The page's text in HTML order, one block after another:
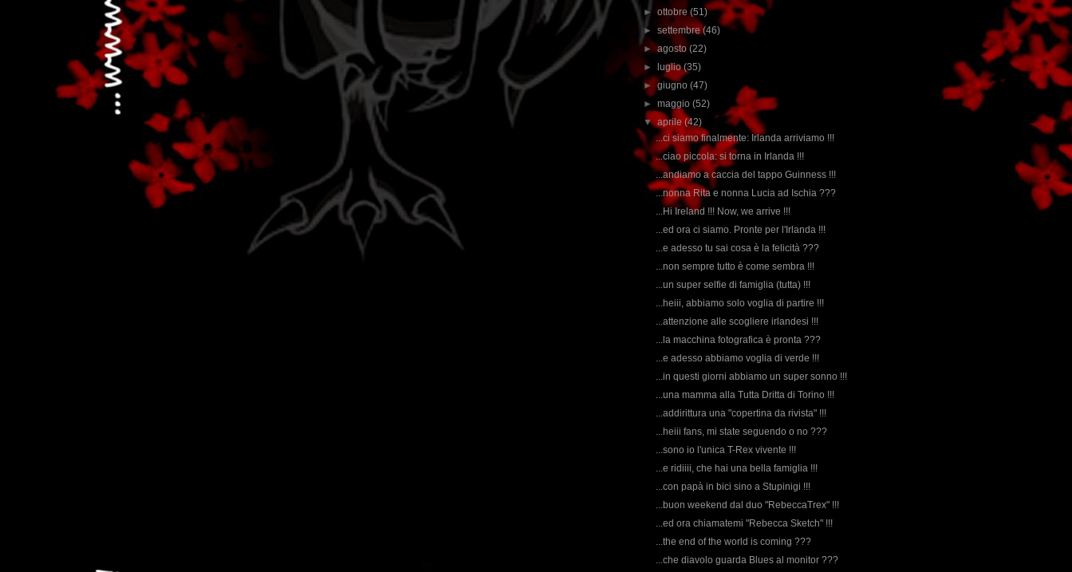
►ottobre(51)
►settembre(46)
►agosto(22)
►
luglio(35)
►giugno(47)
►maggio(52)
▼aprile(42)
...ci siamo finalmente: Irlanda arriviamo !!!
...ciao piccola: si torna in Irlanda !!!
...andiamo a caccia del tappo Guinness !!!
...nonna Rita e nonna Lucia ad Ischia ???
...Hi Ireland !!! Now, we arrive !!!
...ed ora ci siamo. Pronte per l'Irlanda !!!
...e adesso tu sai cosa è la felicità ???
...non sempre tutto è come sembra !!!
...un super selfie di famiglia (tutta) !!!
...heiii, abbiamo solo voglia di partire !!!
...attenzione alle scogliere irlandesi !!!
...la macchina fotografica è pronta ???
...e adesso abbiamo voglia di verde !!!
...in questi giorni abbiamo un super sonno !!!
...una mamma alla Tutta Dritta di Torino !!!
...addirittura una "copertina da rivista" !!!
...heiii fans, mi state seguendo o no ???
...sono io l'unica T-Rex vivente !!!
...e ridiiii, che hai una bella famiglia !!!
...con papà in bici sino a Stupinigi !!!
...buon weekend dal duo "RebeccaTrex" !!!
...ed ora chiamatemi "Rebecca Sketch" !!!
...the end of the world is coming ???
...che diavolo guarda Blues al monitor ???